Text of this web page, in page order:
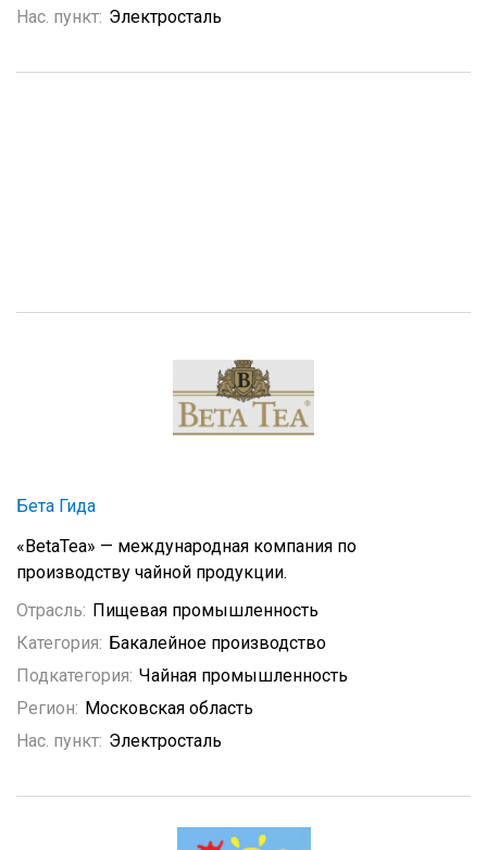
Нас. пункт: Электросталь
Бета Гида
«BetaTea» — международная компания по
производству чайной продукции.
Отрасль: Пищевая промышленность
Категория: Бакалейное производство
Подкатегория: Чайная промышленность
Регион: Московская область
Нас. пункт: Электросталь